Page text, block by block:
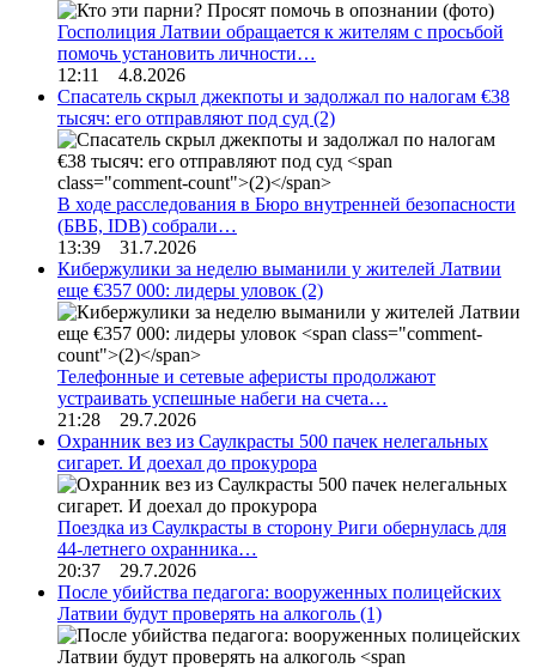
Госполиция Латвии обращается к жителям с просьбой
помочь установить личности…
12:11 4.8.2026
Спасатель скрыл джекпоты и задолжал по налогам €38
тысяч: его отправляют под суд (2)
В ходе расследования в Бюро внутренней безопасности
(БВБ, IDB) собрали…
13:39 31.7.2026
Кибержулики за неделю выманили у жителей Латвии
еще €357 000: лидеры уловок (2)
Телефонные и сетевые аферисты продолжают
устраивать успешные набеги на счета…
21:28 29.7.2026
Охранник вез из Саулкрасты 500 пачек нелегальных
сигарет. И доехал до прокурора
Поездка из Саулкрасты в сторону Риги обернулась для
44-летнего охранника…
20:37 29.7.2026
После убийства педагога: вооруженных полицейских
Латвии будут проверять на алкоголь (1)